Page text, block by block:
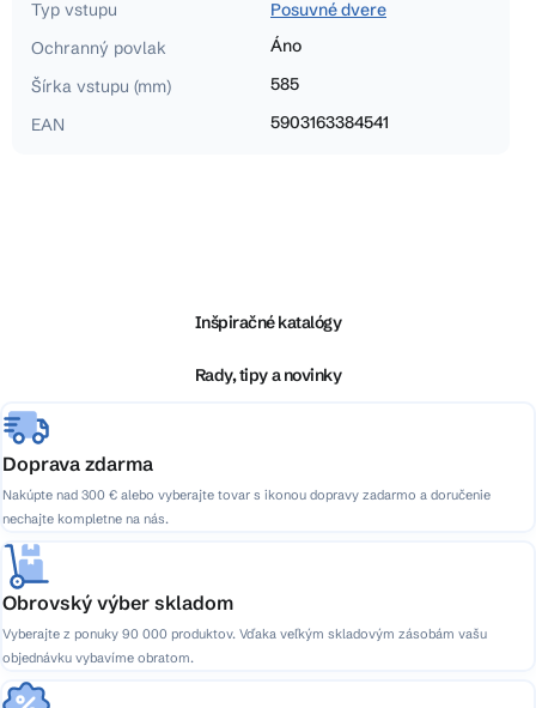
Typ vstupu
Posuvné dvere
Ochranný povlak
Áno
Šírka vstupu (mm)
585
EAN
5903163384541
e
Inšpiračné katalógy
Rady, tipy a novinky
Doprava zdarma
Nakúpte nad 300 € alebo vyberajte tovar s ikonou dopravy zadarmo a doručenie
nechajte kompletne na nás.
Obrovský výber skladom
Vyberajte z ponuky 90 000 produktov. Vďaka veľkým skladovým zásobám vašu
objednávku vybavíme obratom.